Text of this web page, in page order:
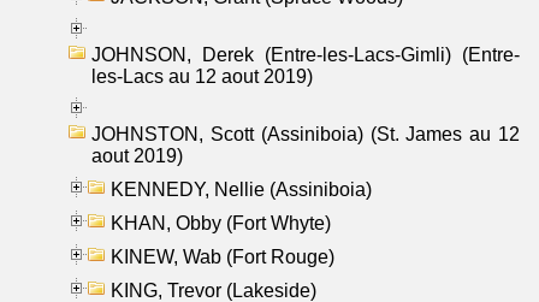
JOHNSON, Derek (Entre-les-Lacs-Gimli) (Entre-
les-Lacs au 12 aout 2019)
JOHNSTON, Scott (Assiniboia) (St. James au 12
aout 2019)
KENNEDY, Nellie (Assiniboia)
KHAN, Obby (Fort Whyte)
KINEW, Wab (Fort Rouge)
KING, Trevor (Lakeside)